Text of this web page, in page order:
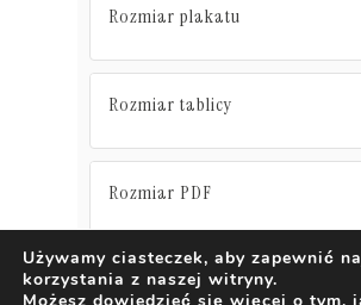
Rozmiar plakatu
Rozmiar tablicy
Rozmiar PDF
DODAJ DO KOSZYKA
Używamy ciasteczek, aby zapewnić
korzystania z naszej witryny.